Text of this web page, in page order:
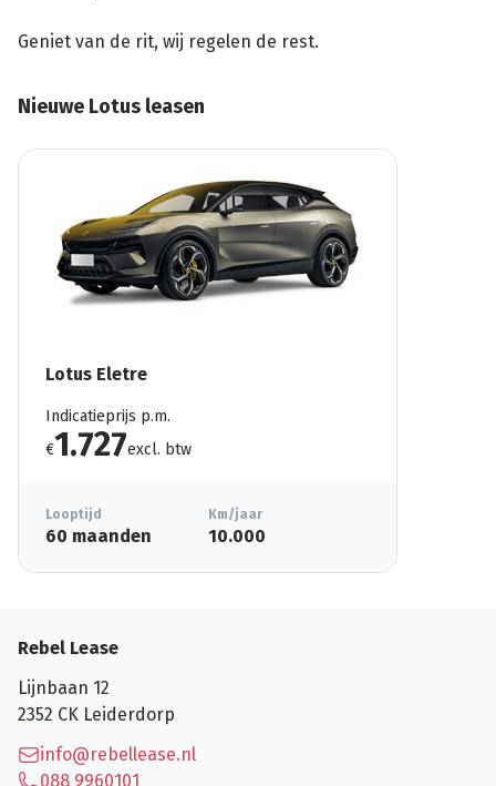
Geniet van de rit, wij regelen de rest.
Nieuwe Lotus leasen
Lotus Eletre
Indicatieprijs p.m.
€1.727excl. btw
Looptijd
60 maanden
Km/jaar
10.000
Rebel Lease
Lijnbaan 12
2352 CK Leiderdorp
info@rebellease.nl
088 9960101